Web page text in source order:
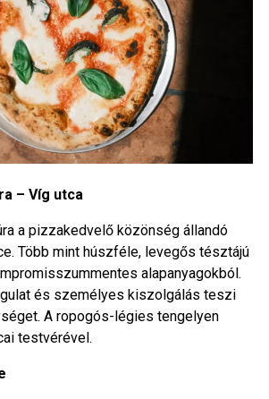
– Víg utca
a pizzakedvelő közönség állandó
Több mint húszféle, levegős tésztájú
alapanyagokból.
és személyes kiszolgálás teszi
A ropogós-légies tengelyen
testvérével.